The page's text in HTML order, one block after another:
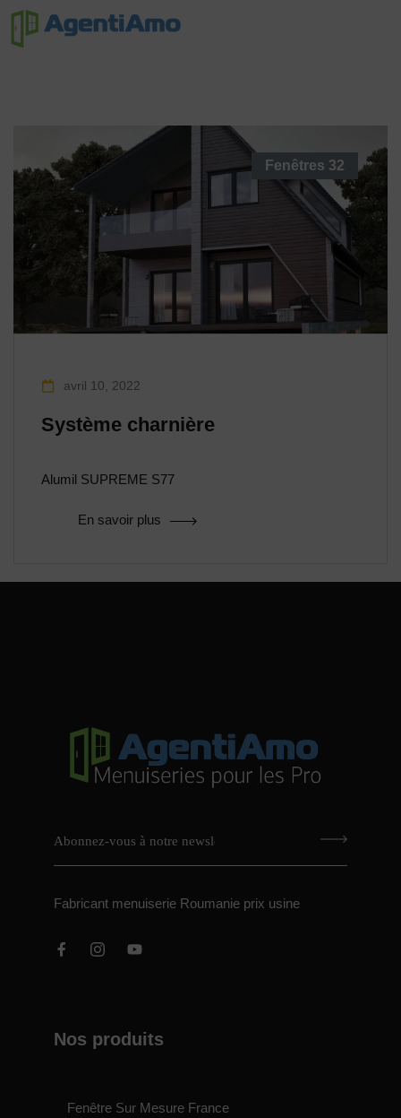
Fenêtres 32
avril 10, 2022
Système charnière
Alumil SUPREME S77
En savoir plus
Fabricant menuiserie Roumanie prix usine
Nos produits
Fenêtre Sur Mesure France